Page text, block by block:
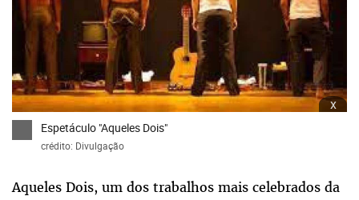
x
Espetáculo "Aqueles Dois"
crédito: Divulgação
Aqueles Dois, um dos trabalhos mais celebrados da